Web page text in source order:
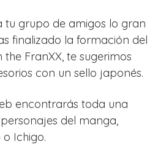
tu grupo de amigos lo gran
finalizado la formación del
FranXX, te sugerimos
con un sello japonés.
encontrarás toda una
del manga,
Ichigo.